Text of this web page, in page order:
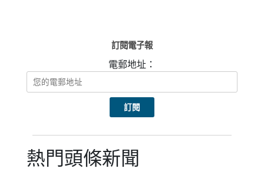
訂閱電子報
電郵地址：
熱門頭條新聞